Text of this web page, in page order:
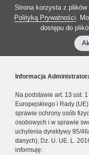
Strona korzysta z plików
Polityką Prywatności.
dostępu do
Informacja
Na podstawie art. 13 ust.
Europejskiego i Rady
sprawie ochrony osób
osobowych i w sprawie
uchylenia dyrektywy 95/
danych), Dz. U. UE. L.
informuję: